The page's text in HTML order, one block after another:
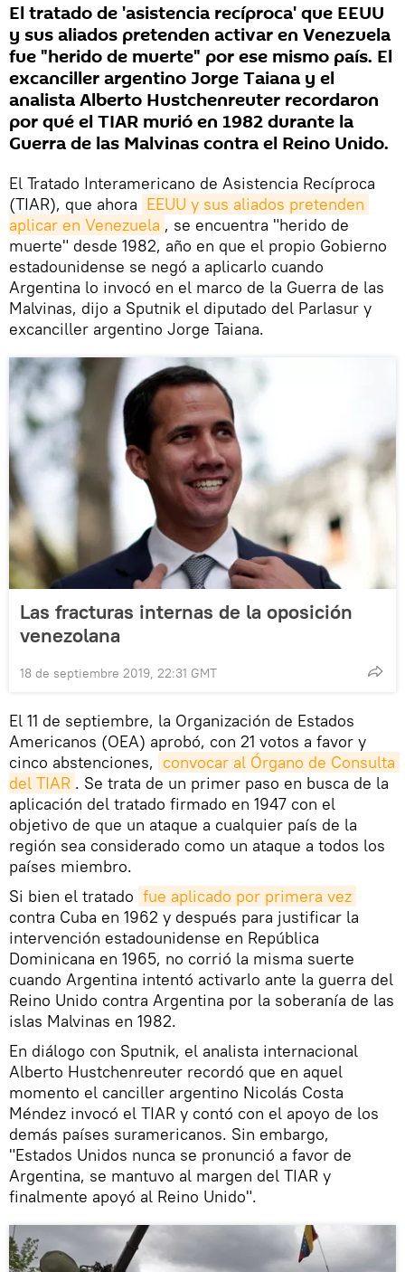
El tratado de 'asistencia recíproca' que EEUU
y sus aliados pretenden activar en Venezuela
fue "herido de muerte" por ese mismo país. El
excanciller argentino Jorge Taiana y el
analista Alberto Hustchenreuter recordaron
por qué el TIAR murió en 1982 durante la
Guerra de las Malvinas contra el Reino Unido.
El Tratado Interamericano de Asistencia Recíproca
(TIAR), que ahora EEUU y sus aliados pretenden
aplicar en Venezuela , se encuentra "herido de
muerte" desde 1982, año en que el propio Gobierno
estadounidense se negó a aplicarlo cuando
Argentina lo invocó en el marco de la Guerra de las
Malvinas, dijo a Sputnik el diputado del Parlasur y
excanciller argentino Jorge Taiana.
Las fracturas internas de la oposición
venezolana
18 de septiembre 2019, 22:31 GMT
El 11 de septiembre, la Organización de Estados
Americanos (OEA) aprobó, con 21 votos a favor y
cinco abstenciones, convocar al Órgano de Consulta
del TIAR . Se trata de un primer paso en busca de la
aplicación del tratado firmado en 1947 con el
objetivo de que un ataque a cualquier país de la
región sea considerado como un ataque a todos los
países miembro.
Si bien el tratado fue aplicado por primera vez
contra Cuba en 1962 y después para justificar la
intervención estadounidense en República
Dominicana en 1965, no corrió la misma suerte
cuando Argentina intentó activarlo ante la guerra del
Reino Unido contra Argentina por la soberanía de las
islas Malvinas en 1982.
En diálogo con Sputnik, el analista internacional
Alberto Hustchenreuter recordó que en aquel
momento el canciller argentino Nicolás Costa
Méndez invocó el TIAR y contó con el apoyo de los
demás países suramericanos. Sin embargo,
"Estados Unidos nunca se pronunció a favor de
Argentina, se mantuvo al margen del TIAR y
finalmente apoyó al Reino Unido".